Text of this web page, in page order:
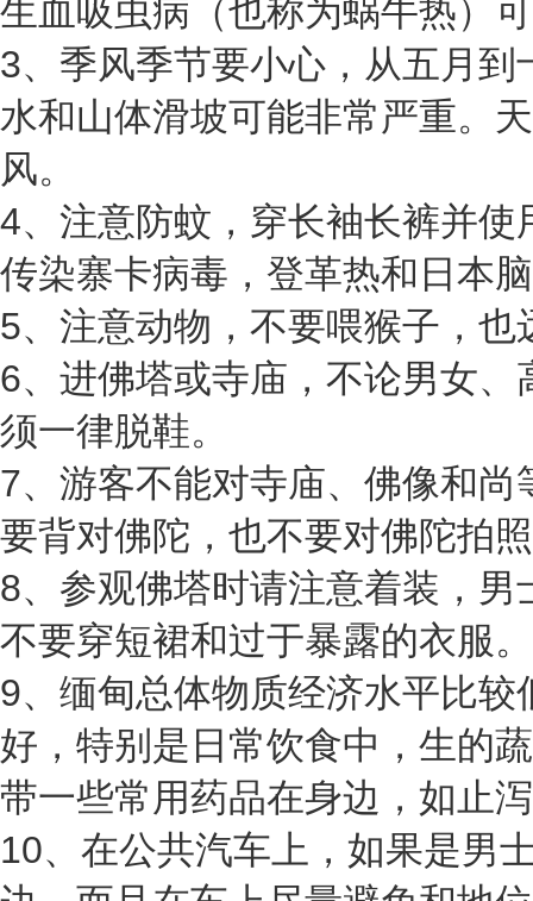
生血吸虫病（也称为蜗牛热）
3、季风季节要小心，从五月到
水和山体滑坡可能非常严重。
风。
4、注意防蚊，穿长袖长裤并使
传染寨卡病毒，登革热和日本
5、注意动物，不要喂猴子，也
6、进佛塔或寺庙，不论男女、
须一律脱鞋。
7、游客不能对寺庙、佛像和尚
要背对佛陀，也不要对佛陀拍
8、参观佛塔时请注意着装，男
不要穿短裙和过于暴露的衣服。
9、缅甸总体物质经济水平比较
好，特别是日常饮食中，生的
带一些常用药品在身边，如止
10、在公共汽车上，如果是男